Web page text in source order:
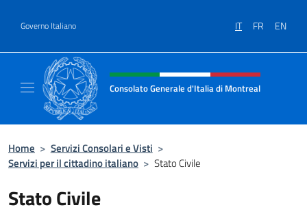
Governo Italiano IT FR EN
Intestazione sito, social e menù
Consolato Generale d'Italia di Montreal
Home > Servizi Consolari e Visti >
Servizi per il cittadino italiano > Stato Civile
Stato Civile